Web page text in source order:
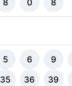
8 0 8
5 6 9
35 36 39